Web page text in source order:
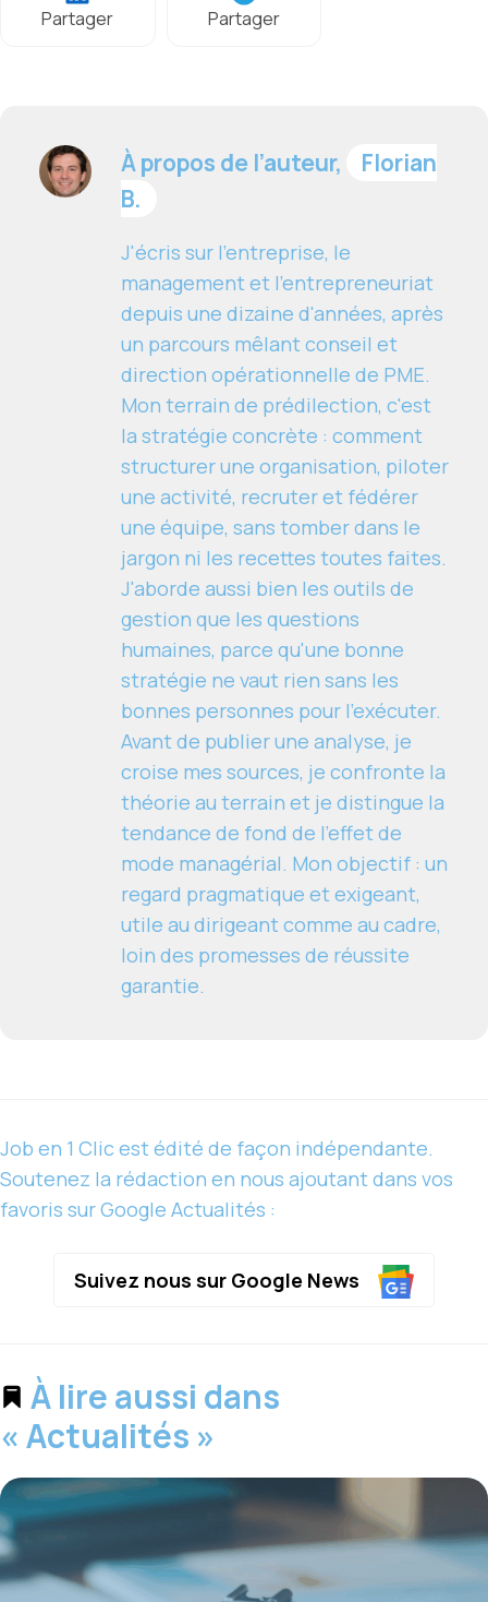
Partager Partager
À propos de l’auteur,
Florian
B.
J'écris sur l'entreprise, le
management et l'entrepreneuriat
depuis une dizaine d'années, après
un parcours mêlant conseil et
direction opérationnelle de PME.
Mon terrain de prédilection, c'est
la stratégie concrète : comment
structurer une organisation, piloter
une activité, recruter et fédérer
une équipe, sans tomber dans le
jargon ni les recettes toutes faites.
J'aborde aussi bien les outils de
gestion que les questions
humaines, parce qu'une bonne
stratégie ne vaut rien sans les
bonnes personnes pour l'exécuter.
Avant de publier une analyse, je
croise mes sources, je confronte la
théorie au terrain et je distingue la
tendance de fond de l'effet de
mode managérial. Mon objectif : un
regard pragmatique et exigeant,
utile au dirigeant comme au cadre,
loin des promesses de réussite
garantie.
Job en 1 Clic est édité de façon indépendante.
Soutenez la rédaction en nous ajoutant dans vos
favoris sur Google Actualités :
Suivez nous sur Google News
À lire aussi dans
« Actualités »